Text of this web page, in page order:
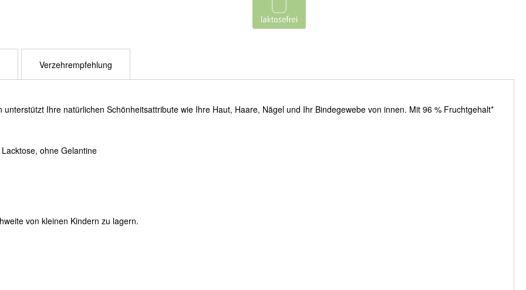
Ihre natürlichen Schönheitsattribute wie Ihre Haut, Haare, Nägel und Ihr Bindegewebe von innen. Mit 96 % Fruchtgehalt*
ohne Gelantine
von kleinen Kindern zu lagern.
Verzehrempfehlung